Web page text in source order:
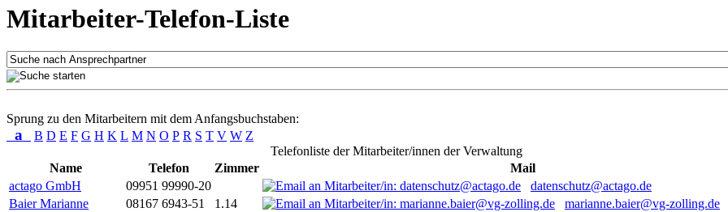
Mitarbeiter-Telefon-Liste
Sprung zu den Mitarbeitern mit dem Anfangsbuchstaben:
a B D E F G H K L M N O P R S T V W Z
Telefonliste der Mitarbeiter/innen der Verwaltung
Name
Telefon Zimmer
Mail
actago GmbH
09951 99990-20
datenschutz@actago.de
Baier Marianne
08167 6943-51 1.14
marianne.baier@vg-zolling.de